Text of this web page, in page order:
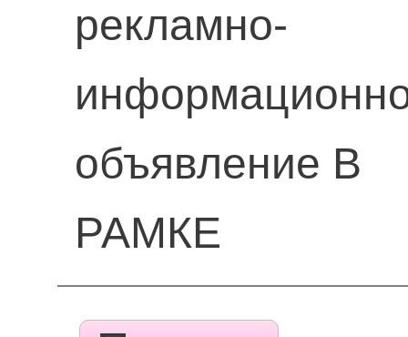
рекламно-
объявление В
РАМКЕ